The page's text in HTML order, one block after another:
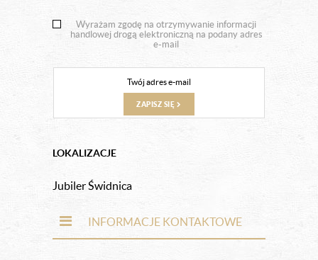
Wyrażam zgodę na otrzymywanie informacji
handlowej drogą elektroniczną na podany adres
e-mail
ZAPISZ SIĘ
LOKALIZACJE
Jubiler Świdnica
INFORMACJE KONTAKTOWE